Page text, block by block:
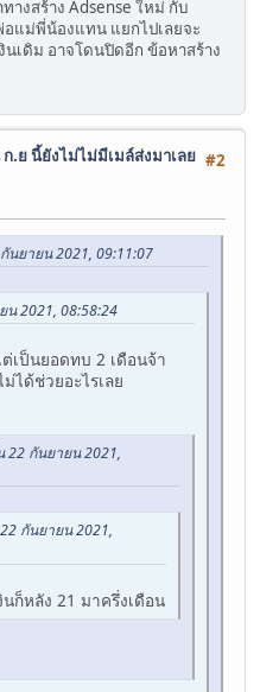
งสร้าง Adsense ใหม่ กับ
แม่พี่น้องแทน แยกไปเลยจะ
เดิม อาจโดนปิดอีก ข้อหาสร้าง
#2
ก.ย นี้ยังไม่ไม่มีเมล์ส่งมาเลย
นยายน 2021, 09:11:07
น 2021, 08:58:24
เป็นยอดทบ 2 เดือนจ้า
ได้ช่วยอะไรเลย
22 กันยายน 2021,
กันยายน 2021,
ก็หลัง 21 มาครึ่งเดือน